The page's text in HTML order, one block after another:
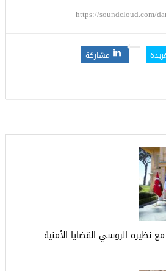
https://soundcloud.com/
مشاركة
نظيره الروسي القضايا الأمنية